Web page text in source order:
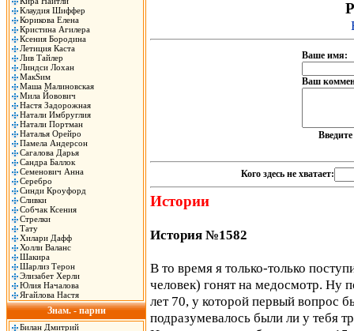
Клаудия Шиффер
Корикова Елена
Кристина Агилера
Ксения Бородина
Летиция Каста
Лив Тайлер
Линдси Лохан
МакSим
Маша Малиновская
Мила Йовович
Настя Задорожная
Натали Имбруглия
Натали Портман
Наталья Орейро
Памела Андерсон
Сагалова Дарья
Сандра Баллок
Семенович Анна
Серебро
Синди Кроуфорд
Сливки
Собчак Ксения
Стрелки
Тату
Хилари Дафф
Холли Валанс
Шакира
Шарлиз Терон
Элизабет Херли
Юлия Началова
Ягайлова Настя
Знам. - парни
Билан Дмитрий
Ваше имя:
Ваш
Кого здесь не хватает:
Истории
История №1582
В то время я только-только
человек) гонят на медосмотр. Ну
лет 70, у которой первый вопрос
подразумевалось были ли у тебя